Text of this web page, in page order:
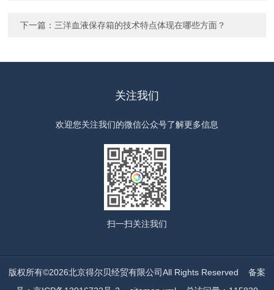
下一篇： 三洋血液保存箱的技术特点体现在哪些方面？
关注我们
欢迎您关注我们的微信公众号了解更多信息
扫一扫关注我们
版权所有©2026北京得尔贝经贸有限公司All Rights Reserved 备案